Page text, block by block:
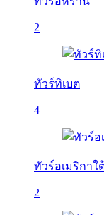
2
ทัวร์ทิเบต
4
ทัวร์อเมริกาใ
2